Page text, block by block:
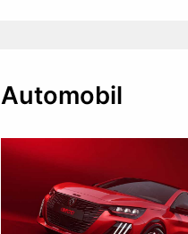
Automobil